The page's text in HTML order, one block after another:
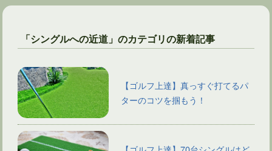
「シングルへの近道」のカテゴリの新着記事
【ゴルフ上達】真っすぐ打てるパ
ターのコツを掴もう！